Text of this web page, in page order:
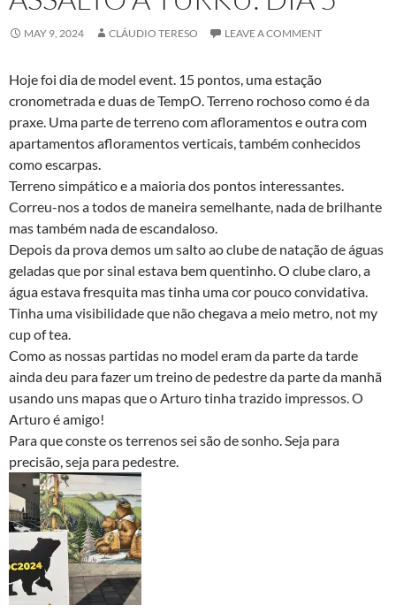
MAY 9, 2024 CLÁUDIO TERESO LEAVE A COMMENT
Hoje foi dia de model event. 15 pontos, uma estação
cronometrada e duas de TempO. Terreno rochoso como é da
praxe. Uma parte de terreno com afloramentos e outra com
apartamentos afloramentos verticais, também conhecidos
como escarpas.
Terreno simpático e a maioria dos pontos interessantes.
Correu-nos a todos de maneira semelhante, nada de brilhante
mas também nada de escandaloso.
Depois da prova demos um salto ao clube de natação de águas
geladas que por sinal estava bem quentinho. O clube claro, a
água estava fresquita mas tinha uma cor pouco convidativa.
Tinha uma visibilidade que não chegava a meio metro, not my
cup of tea.
Como as nossas partidas no model eram da parte da tarde
ainda deu para fazer um treino de pedestre da parte da manhã
usando uns mapas que o Arturo tinha trazido impressos. O
Arturo é amigo!
Para que conste os terrenos sei são de sonho. Seja para
precisão, seja para pedestre.